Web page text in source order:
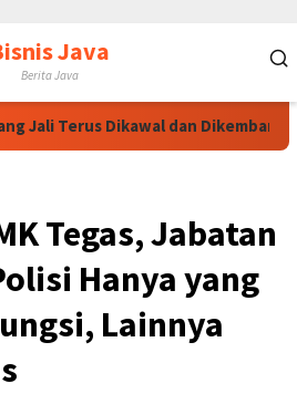
Java
Berita Java
Terus Dikawal dan Dikembangkan
Tegas, Jabatan
Hanya yang
Lainnya